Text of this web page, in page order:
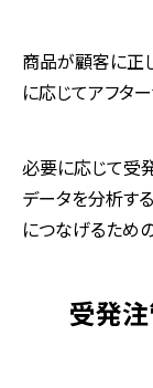
商品が顧客に正
に応じてアフタ
必要に応じて受
データを分析す
につなげるため
受発